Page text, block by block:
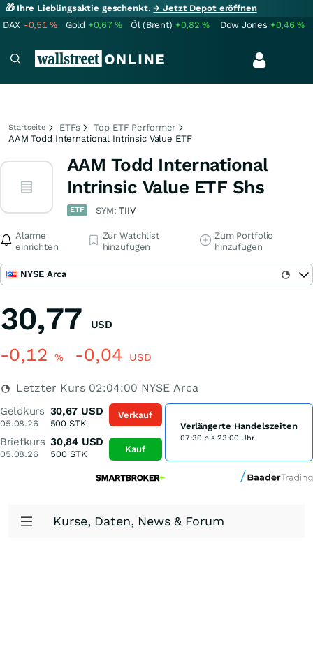
🎁 Ihre Lieblingsaktie geschenkt.→ Jetzt Depot eröffnen
DAX -0,51% Gold +0,67% Öl (Brent) +0,82% Dow Jones +0,46%
Startseite ETFs
Top ETF Performer
AAM Todd International Intrinsic Value ETF
AAM Todd International
Intrinsic Value ETF Shs
ETF SYM:TIIV
Alarme
einrichten
Zur Watchlist
hinzufügen
Zum Portfolio
hinzufügen
NYSE Arca
30,77 USD
-0,12 % -0,04 USD
Letzter Kurs 02:04:00 NYSE Arca
Geldkurs
05.08.26
30,67 USD
500 STK
Briefkurs
05.08.26
30,84 USD
500STK
Verkauf
Kauf
Verlängerte Handelszeiten
07:30 bis 23:00 Uhr
Kurse, Daten, News & Forum